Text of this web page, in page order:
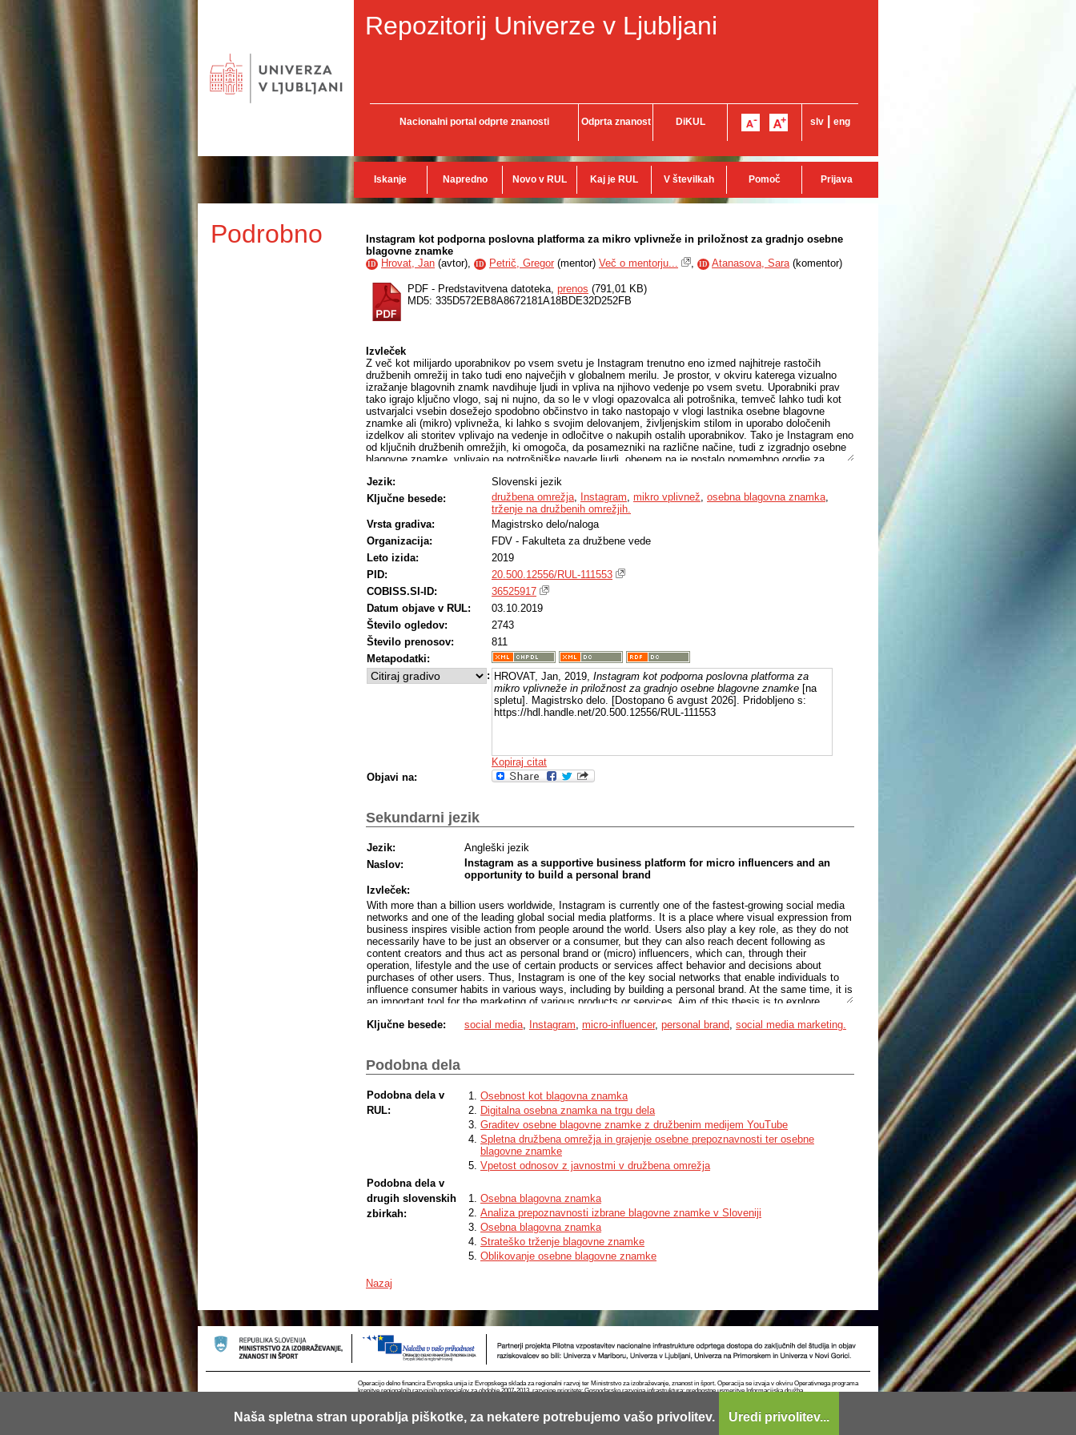
Naša spletna stran uporablja piškotke, za nekatere potrebujemo vašo privolitev. Uredi privolitev...
Repozitorij Univerze v Ljubljani
Nacionalni portal odprte znanosti Odprta znanost DiKUL slv eng
Iskanje Napredno Novo v RUL Kaj je RUL V številkah Pomoč Prijava
Podrobno
Instagram kot podporna poslovna platforma za mikro vplivneže in priložnost za gradnjo osebne
blagovne znamke
ID Hrovat, Jan (avtor), ID Petrič, Gregor (mentor) Več o mentorju... , ID Atanasova, Sara(komentor)
PDF - Predstavitvena datoteka, prenos (791,01 KB)
MD5: 335D572EB8A8672181A18BDE32D252FB
Izvleček
Z več kot milijardo uporabnikov po vsem svetu je Instagram trenutno eno izmed najhitreje rastočih
družbenih omrežij in tako tudi eno največjih v globalnem merilu. Je prostor, v okviru katerega vizualno
izražanje blagovnih znamk navdihuje ljudi in vpliva na njihovo vedenje po vsem svetu. Uporabniki prav
tako igrajo ključno vlogo, saj ni nujno, da so le v vlogi opazovalca ali potrošnika, temveč lahko tudi kot
ustvarjalci vsebin dosežejo spodobno občinstvo in tako nastopajo v vlogi lastnika osebne blagovne
znamke ali (mikro) vplivneža, ki lahko s svojim delovanjem, življenjskim stilom in uporabo določenih
izdelkov ali storitev vplivajo na vedenje in odločitve o nakupih ostalih uporabnikov. Tako je Instagram eno
od ključnih družbenih omrežjih, ki omogoča, da posamezniki na različne načine, tudi z izgradnjo osebne
blagovne znamke, vplivajo na potrošniške navade ljudi, obenem pa je postalo pomembno orodje za
posel osebne blagovne znamke slovenskih mikro vplivnežev na Instagramu, ki ga uporabljajo tudi za
trženje lastnih ali tujih izdelkov in storitev. To bom raziskal z razvijanjem teoretičnega okvirja in
predstavitvijo praktičnih strategij šestih mikro vplivnežev, ki so si že uspeli zgraditi uspešno osebno
blagovno znamko. Za analizo pridobljenih podatkov sem uporabil tematsko analizo polstrukturiranih
intervjujev. Teoretični okvir in empirična analiza pokaže, da so tri identificirane dimenzije trženja na
Instagramu – vsebinsko, vključnostno in vplivnostno trženje – aplicirane v praksi mikro vplivnežev,
vendar so zelo prilagojene posameznemu tipu mikro vplivneža, njegovim ciljem in ciljni skupini.
Jezik:
Slovenski jezik
Ključne besede:
družbena omrežja, Instagram, mikro vplivnež, osebna blagovna znamka,
trženje na družbenih omrežjih.
Vrsta gradiva:
Magistrsko delo/naloga
Organizacija:
FDV - Fakulteta za družbene vede
Leto izida:
2019
PID:
20.500.12556/RUL-111553
COBISS.SI-ID:
36525917
Datum objave v RUL:
03.10.2019
Število ogledov:
2743
Število prenosov:
811
Metapodatki:
: HROVAT, Jan, 2019, Instagram kot podporna poslovna platforma za
mikro vplivneže in priložnost za gradnjo osebne blagovne znamke [na
spletu]. Magistrsko delo. [Dostopano 6 avgust 2026]. Pridobljeno s:
https://hdl.handle.net/20.500.12556/RUL-111553
Kopiraj citat
Objavi na:
Sekundarni jezik
Jezik:
Angleški jezik
Naslov:
Instagram as a supportive business platform for micro influencers and an
opportunity to build a personal brand
Izvleček:
With more than a billion users worldwide, Instagram is currently one of the fastest-growing social media
networks and one of the leading global social media platforms. It is a place where visual expression from
business inspires visible action from people around the world. Users also play a key role, as they do not
necessarily have to be just an observer or a consumer, but they can also reach decent following as
content creators and thus act as personal brand or (micro) influencers, which can, through their
operation, lifestyle and the use of certain products or services affect behavior and decisions about
purchases of other users. Thus, Instagram is one of the key social networks that enable individuals to
influence consumer habits in various ways, including by building a personal brand. At the same time, it is
an important tool for the marketing of various products or services. Aim of this thesis is to explore
influencers on Instagram, which they also use to market their own or foreign products and services. This
data with a thematic analysis of half-structured interviews. The theoretical framework and empirical
analysis show that three identified marketing dimensions on Instagram - content, engagement and
micro-influencer, its objectives, and target group.
Ključne besede: social media Instagram micro-influencer, personal brand social media marketing.
Podobna dela
Podobna dela v
RUL:
Osebnost kot blagovna znamka
Digitalna osebna znamka na trgu dela
Graditev osebne blagovne znamke z družbenim medijem YouTube
Spletna družbena omrežja in grajenje osebne prepoznavnosti ter osebne
blagovne znamke
Vpetost odnosov z javnostmi v družbena omrežja
Podobna dela v
drugih slovenskih
zbirkah:
Osebna blagovna znamka
Analiza prepoznavnosti izbrane blagovne znamke v Sloveniji
Osebna blagovna znamka
Strateško trženje blagovne znamke
Oblikovanje osebne blagovne znamke
Nazaj
Operacijo delno financira Evropska unija iz Evropskega sklada za regionalni razvoj ter Ministrstvo za izobraževanje, znanost in šport. Operacija se izvaja v okviru Operativnega programa
krepitve regionalnih razvojnih potencialov za obdobje 2007-2013, razvojne prioritete: Gospodarsko razvojna infrastruktura; prednostne usmeritve Informacijska družba.
© 2013 Univerza v Ljubljani Kontakt RSS Piškotki Pogoji uporabe Mobilno